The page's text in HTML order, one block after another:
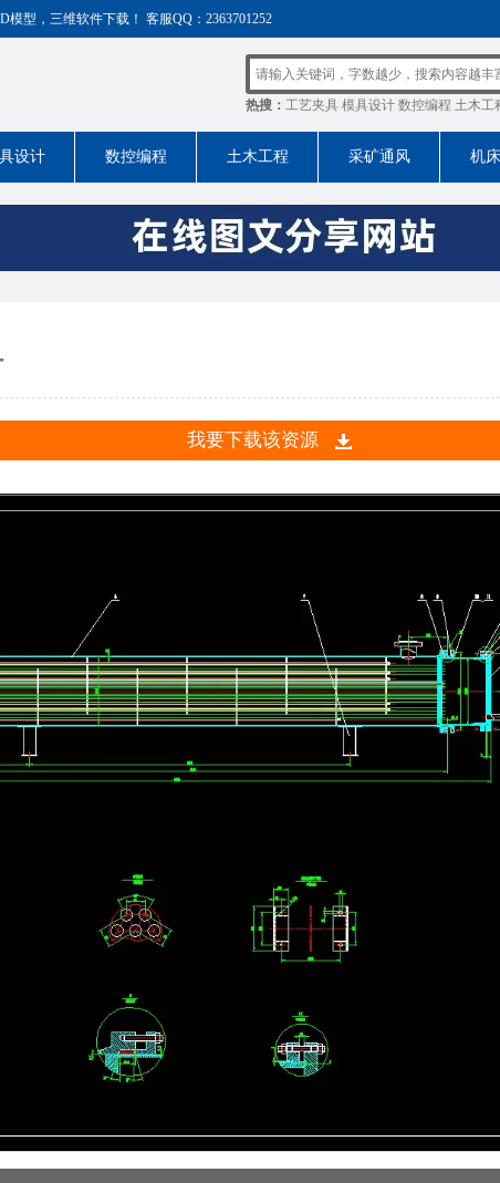
型，三维软件下载！ 客服QQ：2363701252
热搜： 工艺夹具 模具设计 数控编程 土木工
设计 数控编程 土木工程 采矿通风 机
我要下载该资源